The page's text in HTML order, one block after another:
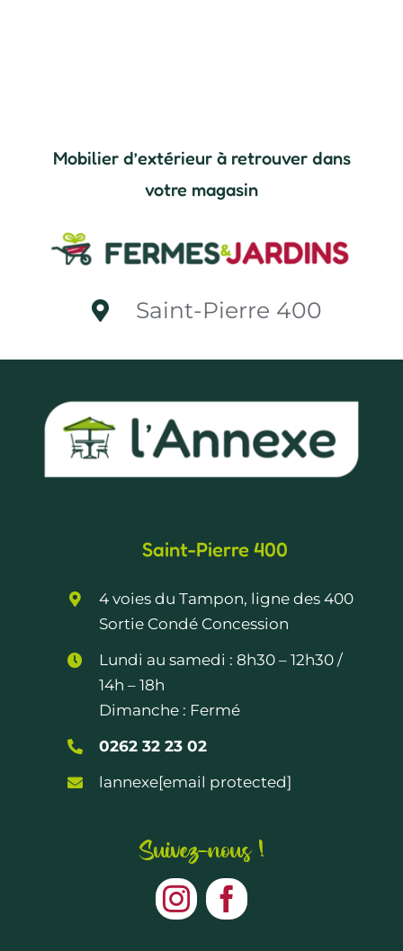
Mobilier d’extérieur à retrouver dans
votre magasin
Saint-Pierre 400
Saint-Pierre 400
4 voies du Tampon, ligne des 400
Sortie Condé Concession
Lundi au samedi :8h30 – 12h30 /
14h – 18h
Dimanche : Fermé
0262 32 23 02
lannexe[email protected]
Suivez-nous !